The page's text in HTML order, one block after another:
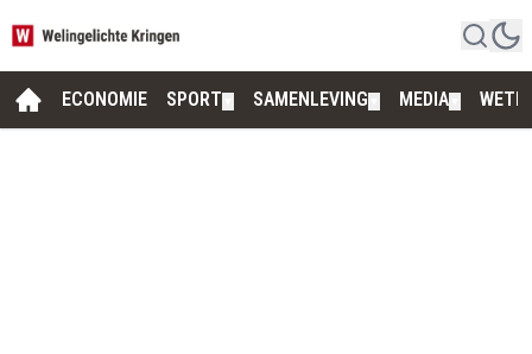
ECONOMIE SPORT SAMENLEVING MEDIA